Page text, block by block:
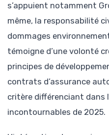
s’appuient notamment
même, la responsabilité
dommages
témoigne d’une volonté
principes de
contrats d’assurance
critère différenciant dans
incontournables de 2025.